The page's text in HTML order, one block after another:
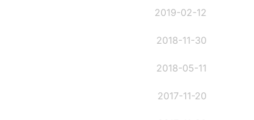
2019-02-12
2018-11-30
2018-05-11
2017-11-20